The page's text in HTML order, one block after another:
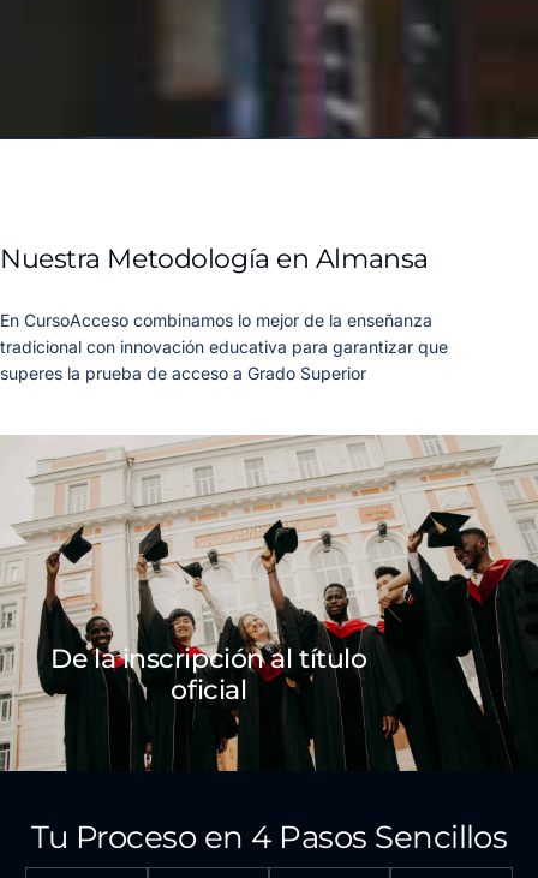
Nuestra Metodología en Almansa
En CursoAcceso combinamos lo mejor de la enseñanza
tradicional con innovación educativa para garantizar que
superes la prueba de acceso a Grado Superior
De la inscripción al título
oficial
Tu Proceso en 4 Pasos Sencillos